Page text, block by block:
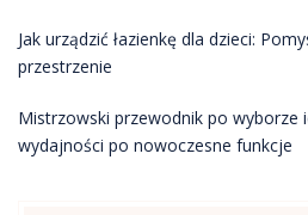
Jak urządzić łazienkę dla dzieci:
przestrzenie
Mistrzowski przewodnik po wyborze
wydajności po nowoczesne funkcje